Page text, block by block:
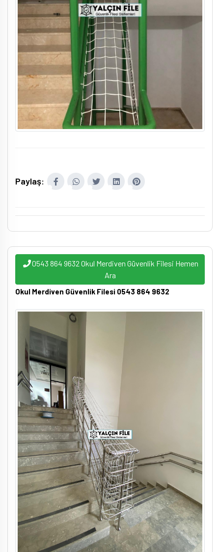
Paylaş:
0543 864 9632 Okul Merdiven Güvenlik Filesi Hemen
Ara
Okul Merdiven Güvenlik Filesi 0543 864 9632